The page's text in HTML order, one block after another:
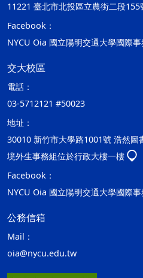
11221 臺北市北投區立農街二段
Facebook：
NYCU Oia 國立陽明交通大學國際
交大校區
電話：
03-5712121 #50023
地址：
30010 新竹市大學路1001號 浩然圖
境外生事務組位於行政大樓一樓
Facebook：
NYCU Oia 國立陽明交通大學國際
公務信箱
Mail：
oia@nycu.edu.tw